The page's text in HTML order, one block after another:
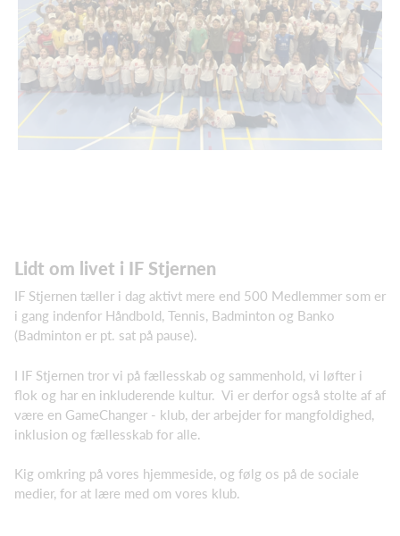
Lidt om livet i IF Stjernen
IF Stjernen tæller i dag aktivt mere end 500 Medlemmer som er
i gang indenfor Håndbold, Tennis, Badminton og Banko
(Badminton er pt. sat på pause).
I IF Stjernen tror vi på fællesskab og sammenhold, vi løfter i
flok og har en inkluderende kultur. Vi er derfor også stolte af af
være en GameChanger - klub, der arbejder for mangfoldighed,
inklusion og fællesskab for alle.
Kig omkring på vores hjemmeside, og følg os på de sociale
medier, for at lære med om vores klub.